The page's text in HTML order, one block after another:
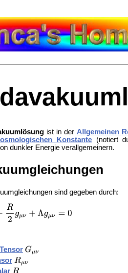
ist in der Allgemeinen
Konstante(notiert
dunkler Energie verallgemeinern.
sind gegeben durch: